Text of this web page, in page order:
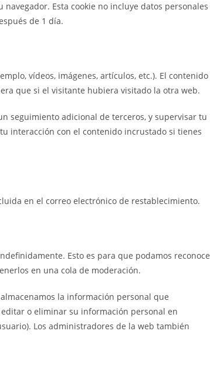
Esta cookie no incluye datos personales
de 1 día.
vídeos, imágenes, artículos, etc.). El contenido
que si el visitante hubiera visitado la otra web.
seguimiento adicional de terceros, y supervisar tu
interacción con el contenido incrustado si tienes
en el correo electrónico de restablecimiento.
Esto es para que podamos
en una cola de moderación.
la información personal que
o eliminar su información personal en
Los administradores de la web también